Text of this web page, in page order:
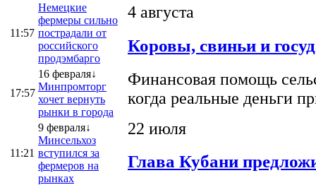
11:57
Немецкие
фермеры сильно
пострадали от
российского
продэмбарго
17:57
16 февраля↓
Минпромторг
хочет вернуть
рынки в города
11:21
9 февраля↓
Минсельхоз
вступился за
фермеров на
рынках
4 августа
Коровы, свиньи и
Финансовая помощь
когда реальные деньги
22 июля
Глава Кубани